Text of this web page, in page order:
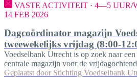
VASTE ACTIVITEIT · 4—5 UUR/
14 FEB 2026
Dagcoördinator magazijn
tweewekelijks vrijdag (8:00-
Voedselbank Utrecht is op zoek naar
centrale magazijn voor de
Geplaatst door Stichting Voedselbank